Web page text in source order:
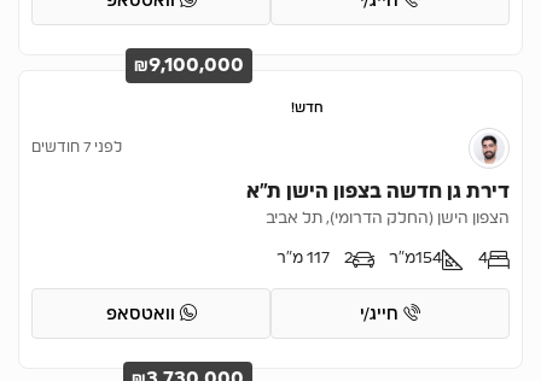
חדש!
₪9,100,000
לפני 7 חודשים
דירת גן חדשה בצפון הישן ת”א
הצפון הישן (החלק הדרומי), תל אביב
4
154מ"ר 2 117 מ"ר
חייג/י וואטסאפ